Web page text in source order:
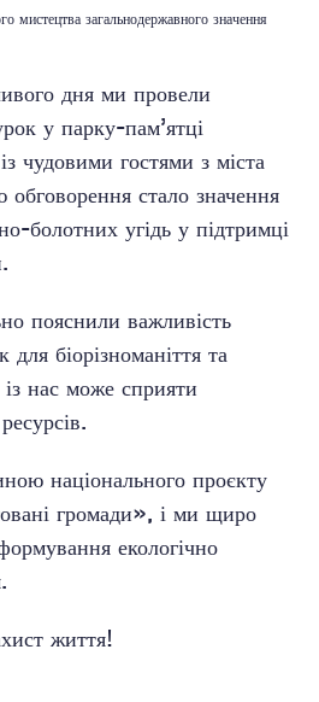
мистецтва загальнодержавного значення
дня ми провели
у парку-пам’ятці
чудовими гостями з міста
стало значення
болотних угідь у підтримці
пояснили важливість
для біорізноманіття та
нас може сприяти
національного проєкту
громади», і ми щиро
екологічно
життя!